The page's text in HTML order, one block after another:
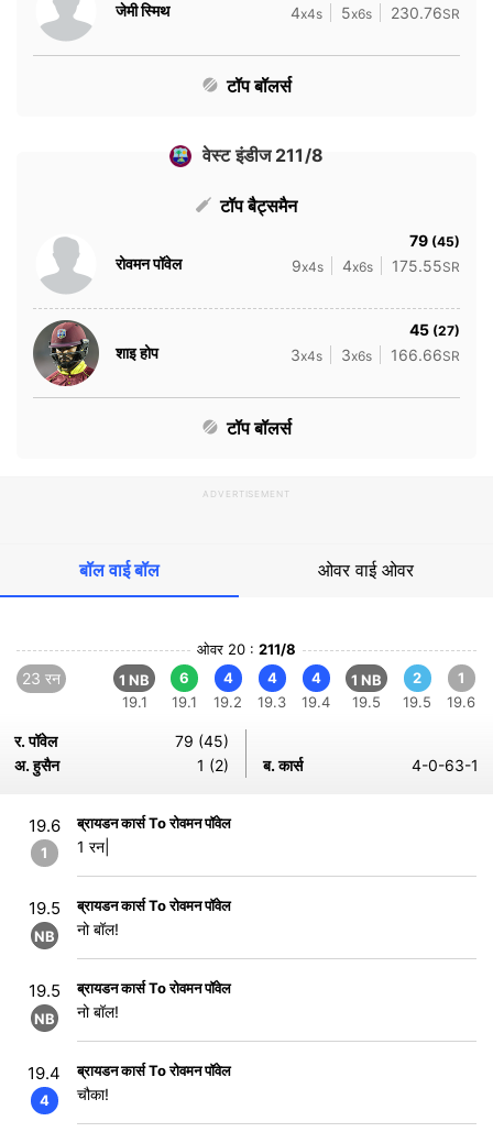
जेमी स्मिथ 4x4s 5x6s 230.76SR
टॉप बॉलर्स
वेस्ट इंडीज 211/8
टॉप बैट्समैन
रोवमन पॉवेल
79 (45)
9x4s 4x6s 175.55SR
शाइ होप
45 (27)
3x4s 3x6s 166.66SR
टॉप बॉलर्स
ADVERTISEMENT
बॉल वाई बॉल ओवर वाई ओवर
ओवर 20 : 211/8
23 रन
1 NB
19.1
6
19.1
4
19.2
4
19.3
4
19.4
1 NB
19.5
2
19.5
1
19.6
र. पॉवेल
79 (45)
अ. हुसैन
1 (2) ब. कार्स 4-0-63-1
19.6
1
ब्रायडन कार्स To रोवमन पॉवेल
1 रन|
19.5
NB
ब्रायडन कार्स To रोवमन पॉवेल
नो बॉल!
19.5
NB
ब्रायडन कार्स To रोवमन पॉवेल
नो बॉल!
19.4
4
ब्रायडन कार्स To रोवमन पॉवेल
चौका!